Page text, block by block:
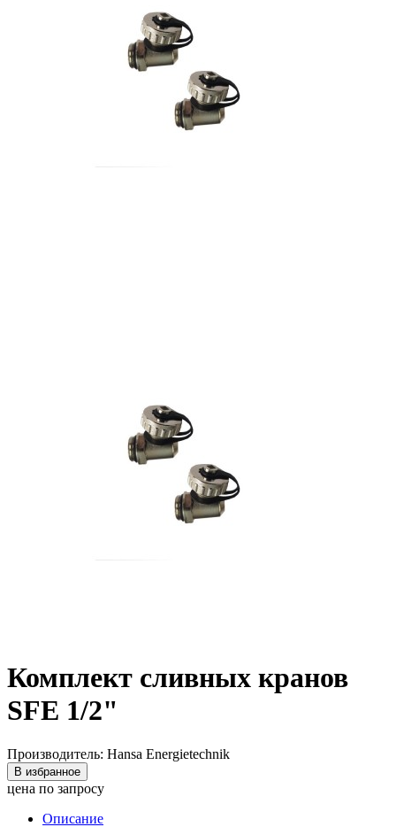
Комплект сливных кранов
SFE 1/2"
Производитель: Hansa Energietechnik
В избранное
цена по запросу
Описание